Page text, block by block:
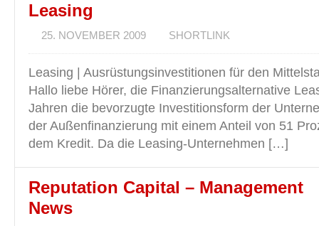
Leasing
25. NOVEMBER 2009 SHORTLINK
Leasing | Ausrüstungsinvestitionen für den
Hallo liebe Hörer, die Finanzierungsalternative
Jahren die bevorzugte Investitionsform der
der Außenfinanzierung mit einem Anteil von 51
dem Kredit. Da die Leasing-Unternehmen […]
Reputation Capital – Management
News